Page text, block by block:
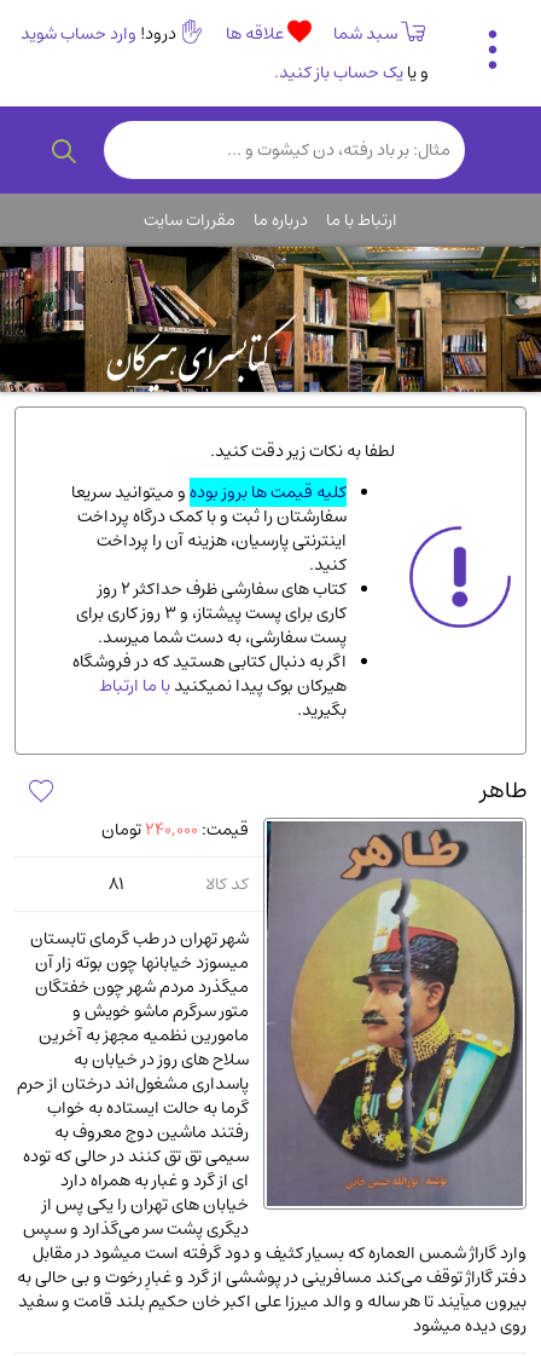
سبد شما علاقه ها درود! وارد حساب شوید
و یایک حساب باز کنید.
تاریخی و فرهنگی
(838)
رمان و داستان ایرانی(307)
روانشناسی(357)
انگلیسی و زبان خارجی(14)
کودکان و نوجوانان(76)
کتب نادر و کمیاب(19)
روانشناسی(112)
طب گیاهی و سنتی(45)
فلسفه و جامعه شناسی(151)
ادبیات و شعر
ادیان و مذاهب
دانشگاهی و آموزشی
اقتصادی، بازاریابی و مالی(56)
پزشکی(140)
کامپیوتر و نرم افزار
ورزشی و تربیت بدنی(34)
آشپزی و خوراکی(25)
سرگرمی و بازی(7)
سیاسی(116)
رمان و داستان خارجی(489)
حقوقی و قانون(47)
کتاب های مصور رنگی و گلاسه
(23)
عرفانی و سلوک (45)
الکترونیک(11)
دایره المعارف و فرهنگ(13)
معماری، عمران و شهرسازی(29)
سینما و فیلم(54)
کتاب های قدیمی دینی و مذهبی
ارتباط با ما درباره ما مقررات سایت
لطفا به نکات زیر دقت کنید.
کلیه قیمت ها بروز بودهو میتوانید سریعا
سفارشتان را ثبت و با کمک درگاه پرداخت
اینترنتی پارسیان، هزینه آن را پرداخت
کنید.
کتاب های سفارشی ظرف حداکثر 2 روز
کاری برای پست پیشتاز، و 3 روز کاری برای
پست سفارشی، به دست شما میرسد.
اگر به دنبال کتابی هستید که در فروشگاه
هیرکان بوک پیدا نمیکنیدبا ما ارتباط
بگیرید.
طاهر
قیمت: 240,000تومان
کد کالا
81
شهر تهران در طب گرمای تابستان
میسوزد خیابانها چون بوته زار آن
میگذرد مردم شهر چون خفتگان
متور سرگرم ماشو خویش و
مامورین نظمیه مجهز به آخرین
سلاح های روز در خیابان به
پاسداری مشغول‌اند درختان از حرم
گرما به حالت ایستاده به خواب
رفتند ماشین دوج معروف به
سیمی تق تق کنند در حالی که توده
ای از گرد و غبار به همراه دارد
خیابان های تهران را یکی پس از
دیگری پشت سر می‌گذارد و سپس
وارد گاراژ شمس العماره که بسیار کثیف و دود گرفته است میشود در مقابل
دفتر گاراژ توقف می‌کند مسافرینی در پوششی از گرد و غبارِ رخوت و بی حالی به
بیرون میآیند تا هر ساله و والد میرزا علی اکبر خان حکیم بلند قامت و سفید
روی دیده میشود